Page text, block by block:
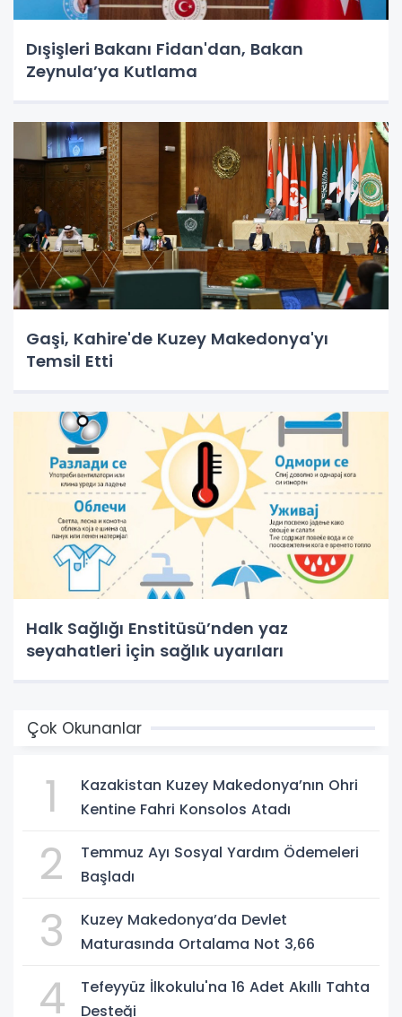
Dışişleri Bakanı Fidan'dan, Bakan
Zeynula’ya Kutlama
Gaşi, Kahire'de Kuzey Makedonya'yı
Temsil Etti
Halk Sağlığı Enstitüsü’nden yaz
seyahatleri için sağlık uyarıları
Çok Okunanlar
1
Kazakistan Kuzey Makedonya’nın Ohri
Kentine Fahri Konsolos Atadı
2
Temmuz Ayı Sosyal Yardım Ödemeleri
Başladı
3
Kuzey Makedonya’da Devlet
Maturasında Ortalama Not 3,66
4
Tefeyyüz İlkokulu'na 16 Adet Akıllı Tahta
Desteği